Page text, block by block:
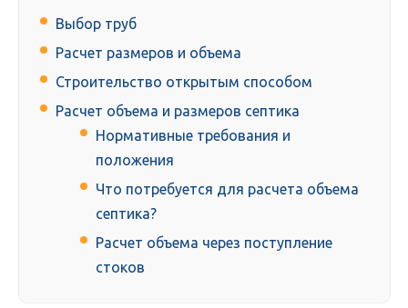
Выбор труб
Расчет размеров и объема
Строительство открытым способом
Расчет объема и размеров септика
Нормативные требования и
положения
Что потребуется для расчета объема
септика?
Расчет объема через поступление
стоков